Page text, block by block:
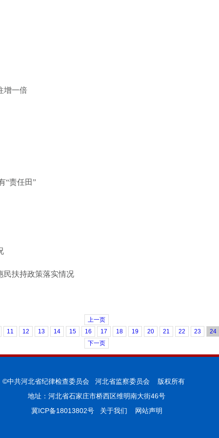
增一倍
“责任田”
民扶持政策落实情况
上一页
11 12 13 14 15 16 17 18 19 20 21 22 23 24
下一页
©中共河北省纪律检查委员会 河北省监察委员会 版权所有
地址：河北省石家庄市桥西区维明南大街46号
冀ICP备18013802号
关于我们 网站声明